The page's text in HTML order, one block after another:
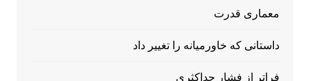
معماری قدرت
داستانی که خاورمیانه را تغییر داد
فراتر از فشار حداکثری